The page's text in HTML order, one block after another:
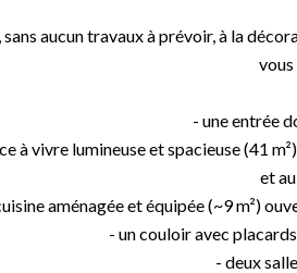
aucun travaux à prévoir, à la
- une entrée
à vivre lumineuse et spacieuse (41
et
aménagée et équipée (~9 m²)
- un couloir avec
- deux